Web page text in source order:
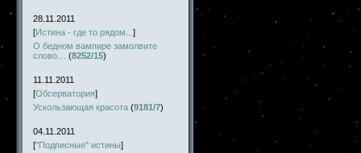
28.11.2011
[Истина - где то рядом... ]
О бедном вампире замолвите
слово…
(8252/15)
11.11.2011
[Обсерватория]
Ускользающая красота (9181/7)
04.11.2011
["Подписные" истины]